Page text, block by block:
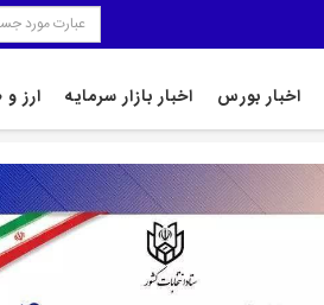
اخبار بورس اخبار بازار سرمایه ارز و